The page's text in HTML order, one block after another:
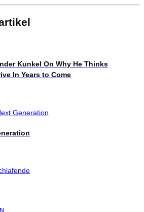
Kunkel On Why He Thinks
In Years to Come